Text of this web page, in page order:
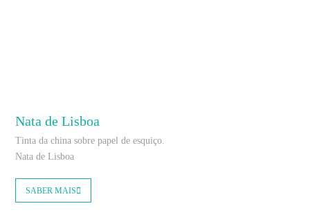
Nata de Lisboa
Tinta da china sobre papel de esquiço.
Nata de Lisboa
SABER MAIS